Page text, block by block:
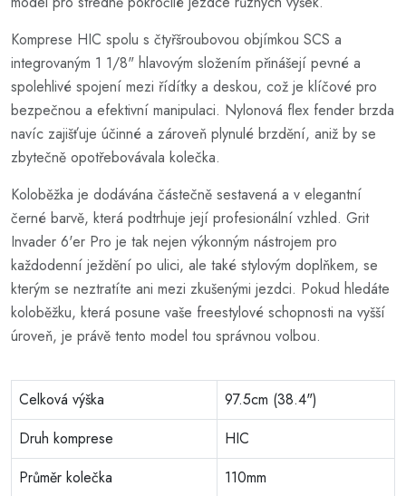
Komprese HIC spolu s čtyřšroubovou objímkou SCS a
integrovaným 1 1/8" hlavovým složením přinášejí pevné a
spolehlivé spojení mezi řídítky a deskou, což je klíčové pro
bezpečnou a efektivní manipulaci. Nylonová flex fender brzda
navíc zajišťuje účinné a zároveň plynulé brzdění, aniž by se
zbytečně opotřebovávala kolečka.
Koloběžka je dodávána částečně sestavená a v elegantní
černé barvě, která podtrhuje její profesionální vzhled. Grit
Invader 6'er Pro je tak nejen výkonným nástrojem pro
každodenní ježdění po ulici, ale také stylovým doplňkem, se
kterým se neztratíte ani mezi zkušenými jezdci. Pokud hledáte
koloběžku, která posune vaše freestylové schopnosti na vyšší
úroveň, je právě tento model tou správnou volbou.
Celková výška
97.5cm (38.4")
Druh komprese
HIC
Průměr kolečka
110mm